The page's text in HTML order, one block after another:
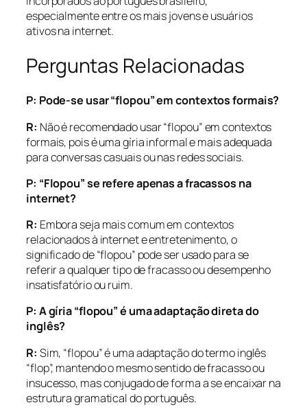
especialmente entre os mais jovens e usuários
ativos na internet.
Perguntas Relacionadas
P: Pode-se usar “flopou” em contextos formais?
R: Não é recomendado usar “flopou” em contextos
formais, pois é uma gíria informal e mais adequada
para conversas casuais ou nas redes sociais.
P: “Flopou” se refere apenas a fracassos na
internet?
R: Embora seja mais comum em contextos
relacionados à internet e entretenimento, o
significado de “flopou” pode ser usado para se
referir a qualquer tipo de fracasso ou desempenho
insatisfatório ou ruim.
P: A gíria “flopou” é uma adaptação direta do
inglês?
R: Sim, “flopou” é uma adaptação do termo inglês
“flop”, mantendo o mesmo sentido de fracasso ou
insucesso, mas conjugado de forma a se encaixar na
estrutura gramatical do português.